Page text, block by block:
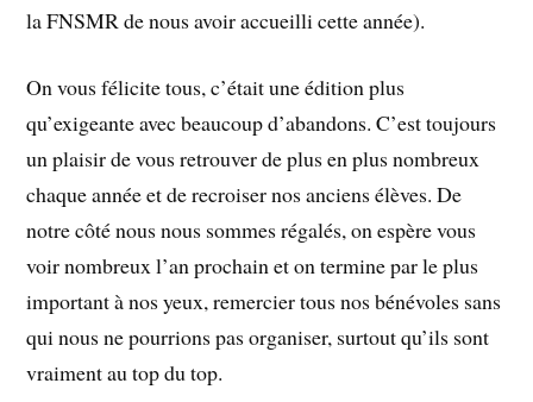
la FNSMR de nous avoir accueilli cette année).
On vous félicite tous, c’était une édition plus
qu’exigeante avec beaucoup d’abandons. C’est toujours
un plaisir de vous retrouver de plus en plus nombreux
chaque année et de recroiser nos anciens élèves. De
notre côté nous nous sommes régalés, on espère vous
voir nombreux l’an prochain et on termine par le plus
important à nos yeux, remercier tous nos bénévoles sans
qui nous ne pourrions pas organiser, surtout qu’ils sont
vraiment au top du top.